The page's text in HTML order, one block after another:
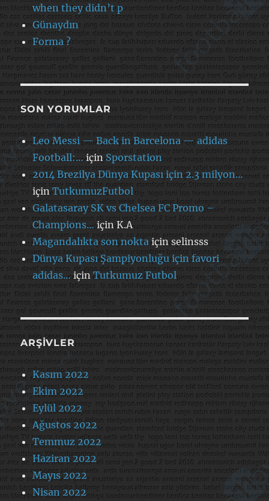
when they didn’t p
Günaydın
Forma ?
SON YORUMLAR
Leo Messi — Back in Barcelona — adidas
Football:…içinSporstation
2014 Brezilya Dünya Kupası için 2.3 milyon…
içinTutkumuzFutbol
Galatasaray SK vs Chelsea FC Promo –
Champions…içinK.A
Magandalıkta son noktaiçinselinsss
Dünya Kupası Şampiyonluğu için favori
adidas… içinTutkumuz Futbol
ARŞIVLER
Kasım 2022
Ekim 2022
Eylül 2022
Ağustos 2022
Temmuz 2022
Haziran 2022
Mayıs 2022
Nisan 2022